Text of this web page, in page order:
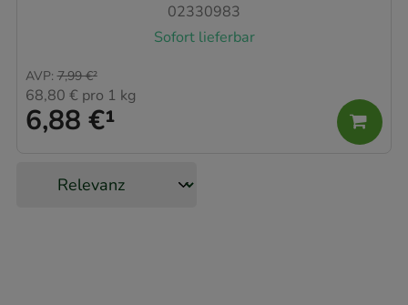
02330983
Sofort lieferbar
6,88 €¹
AVP: 7,99 €²
68,80 € pro 1 kg